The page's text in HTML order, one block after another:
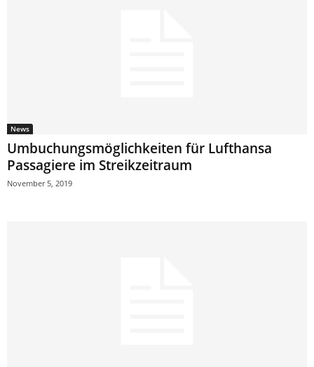
News
Umbuchungsmöglichkeiten für Lufthansa
Passagiere im Streikzeitraum
November 5, 2019